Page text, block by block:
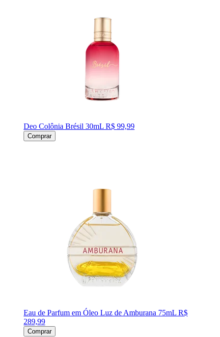
Deo Colônia Brésil 30mL R$ 99,99
Comprar
Eau de Parfum em Óleo Luz de Amburana 75mL R$
289,99
Comprar